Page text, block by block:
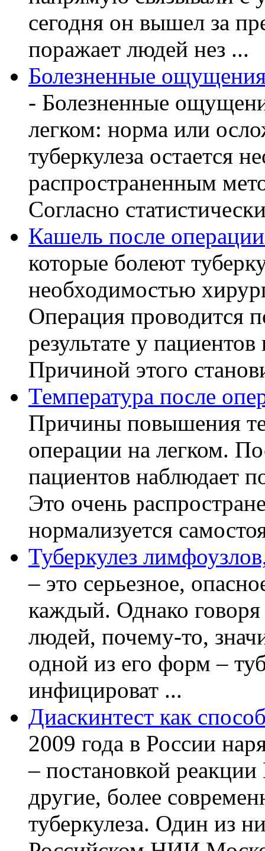
сегодня он вышел за
поражает людей нез ...
Болезненные
- Болезненные
легком: норма или
туберкулеза остается
распространенным
Согласно
Кашель после
которые болеют
необходимостью
Операция проводится
результате у
Причиной этого
Температура после
Причины повышения
операции на легком.
пациентов наблюдает
Это очень
нормализуется
Туберкулез
– это серьезное,
каждый. Однако говоря
людей, почему-то,
одной из его форм –
инфицироват ...
Диаскинтест как
2009 года в России
– постановкой
другие, более
туберкулеза. Один из